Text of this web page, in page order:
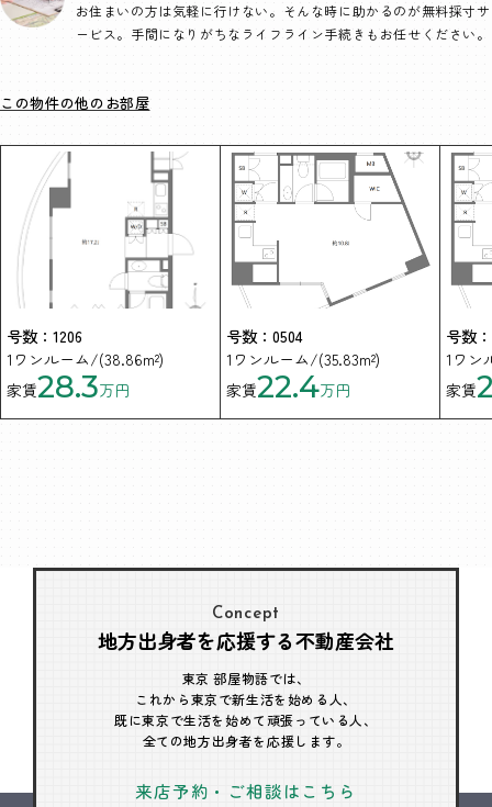
お住まいの方は気軽に行けない。そんな時に助かるのが無料採寸サ
ービス。手間になりがちなライフライン手続きもお任せください。
この物件の他のお部屋
号数：1206
1ワンルーム/(38.86m²)
家賃28.3万円
号数：0504
1ワンルーム/(35.83m²)
家賃22.4万円
号数
1ワン
家賃
Concept
地方出身者を応援する不動産会社
東京 部屋物語では、
これから東京で新生活を始める人、
既に東京で生活を始めて頑張っている人、
全ての地方出身者を応援します。
来店予約・ご相談はこちら